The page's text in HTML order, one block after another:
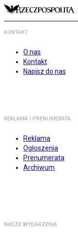
KONTAKT
O nas
Kontakt
Napisz do nas
REKLAMA I PRENUMERATA
Reklama
Ogłoszenia
Prenumerata
Archiwum
NASZE WYDARZENIA